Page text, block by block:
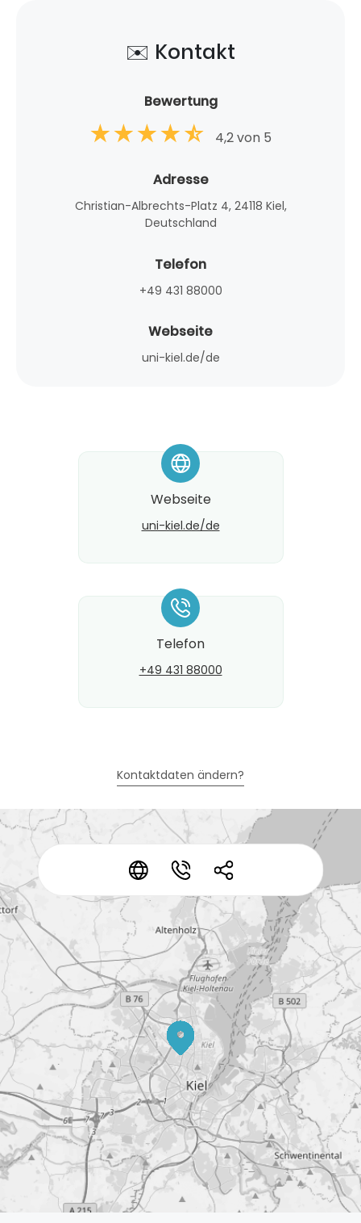
* * *
✉️ Kontakt
Bewertung
4,2 von 5
Adresse
Christian-Albrechts-Platz 4, 24118 Kiel,
Deutschland
Telefon
+49 431 88000
Webseite
uni-kiel.de/de
*
Webseite
uni-kiel.de/de
*
Telefon
+49 431 88000
Kontaktdaten ändern?